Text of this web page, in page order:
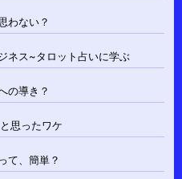
わない？
ネス~タロット占いに学ぶ
の導き？
思ったワケ
て、簡単？